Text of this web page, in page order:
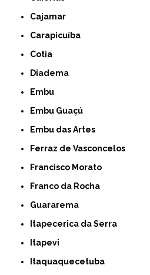
Cajamar
Carapicuíba
Cotia
Diadema
Embu
Embu Guaçú
Embu das Artes
Ferraz de Vasconcelos
Francisco Morato
Franco da Rocha
Guararema
Itapecerica da Serra
Itapevi
Itaquaquecetuba